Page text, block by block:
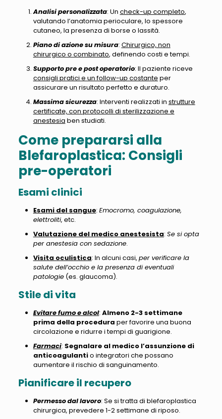
Analisi personalizzata: Un check-up completo,
valutando l’anatomia perioculare, lo spessore
cutaneo, la presenza di borse o lassità.
Piano di azione su misura: Chirurgico, non
chirurgico o combinato, definendo costi e tempi.
Supporto pre e post operatorio: Il paziente riceve
consigli pratici e un follow-up costante per
assicurare un risultato perfetto e duraturo.
Massima sicurezza: Interventi realizzati in strutture
certificate, con protocolli di sterilizzazione e
anestesia ben studiati.
Come prepararsi alla
Blefaroplastica: Consigli
pre-operatori
Esami clinici
Esami del sangue: Emocromo, coagulazione,
elettroliti, etc.
Valutazione del medico anestesista: Se si opta
per anestesia con sedazione.
Visita oculistica: In alcuni casi, per verificare la
salute dell’occhio e la presenza di eventuali
patologie(es. glaucoma).
Stile di vita
Evitare fumo e alcol: Almeno 2-3 settimane
prima della procedura per favorire una buona
circolazione e ridurre i tempi di guarigione.
Farmaci: Segnalare al medico l’assunzione di
anticoagulantio integratori che possano
aumentare il rischio di sanguinamento.
Pianificare il recupero
Permesso dal lavoro: Se si tratta di blefaroplastica
chirurgica, prevedere 1-2 settimane di riposo.